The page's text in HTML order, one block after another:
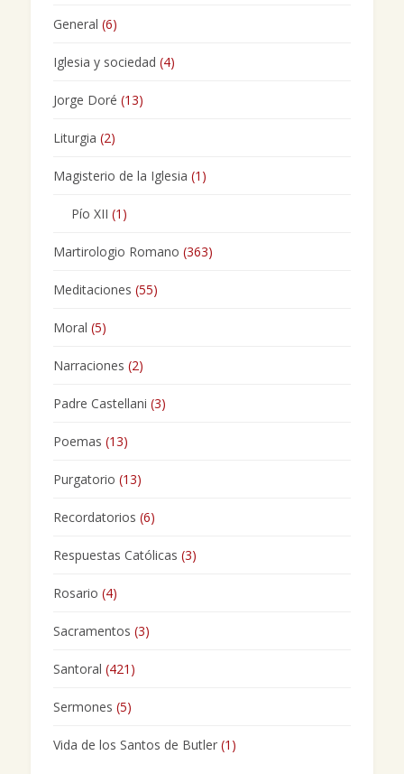
General (6)
Iglesia y sociedad (4)
Jorge Doré (13)
Liturgia (2)
Magisterio de la Iglesia (1)
Pío XII (1)
Martirologio Romano (363)
Meditaciones (55)
Moral (5)
Narraciones (2)
Padre Castellani (3)
Poemas (13)
Purgatorio (13)
Recordatorios (6)
Respuestas Católicas (3)
Rosario (4)
Sacramentos (3)
Santoral (421)
Sermones (5)
Vida de los Santos de Butler(1)